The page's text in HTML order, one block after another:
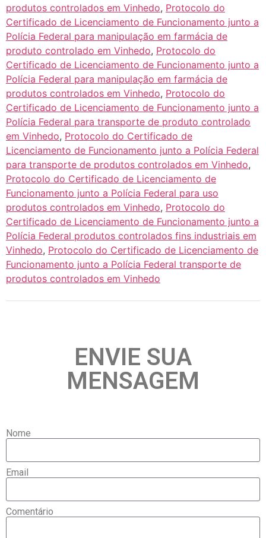
produtos controlados em Vinhedo, Protocolo do
Certificado de Licenciamento de Funcionamento junto a
Polícia Federal para manipulação em farmácia de
produto controlado em Vinhedo, Protocolo do
Certificado de Licenciamento de Funcionamento junto a
Polícia Federal para manipulação em farmácia de
produtos controlados em Vinhedo, Protocolo do
Certificado de Licenciamento de Funcionamento junto a
Polícia Federal para transporte de produto controlado
em Vinhedo, Protocolo do Certificado de
Licenciamento de Funcionamento junto a Polícia Federal
para transporte de produtos controlados em Vinhedo,
Protocolo do Certificado de Licenciamento de
Funcionamento junto a Polícia Federal para uso
produtos controlados em Vinhedo, Protocolo do
Certificado de Licenciamento de Funcionamento junto a
Polícia Federal produtos controlados fins industriais em
Vinhedo, Protocolo do Certificado de Licenciamento de
Funcionamento junto a Polícia Federal transporte de
produtos controlados em Vinhedo
ENVIE SUA
MENSAGEM
Nome
Email
Comentário